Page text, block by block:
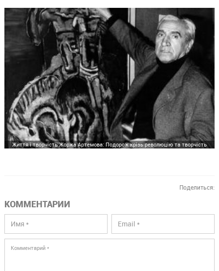
Життя і творчість Жоржа Артемова: Подорож крізь революцію та творчість
Поделиться:
КОММЕНТАРИИ